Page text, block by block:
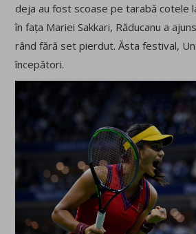
deja au fost scoase pe tarabă cotele
în fața Mariei Sakkari, Răducanu a
rând fără set pierdut. Ăsta festival,
începători.